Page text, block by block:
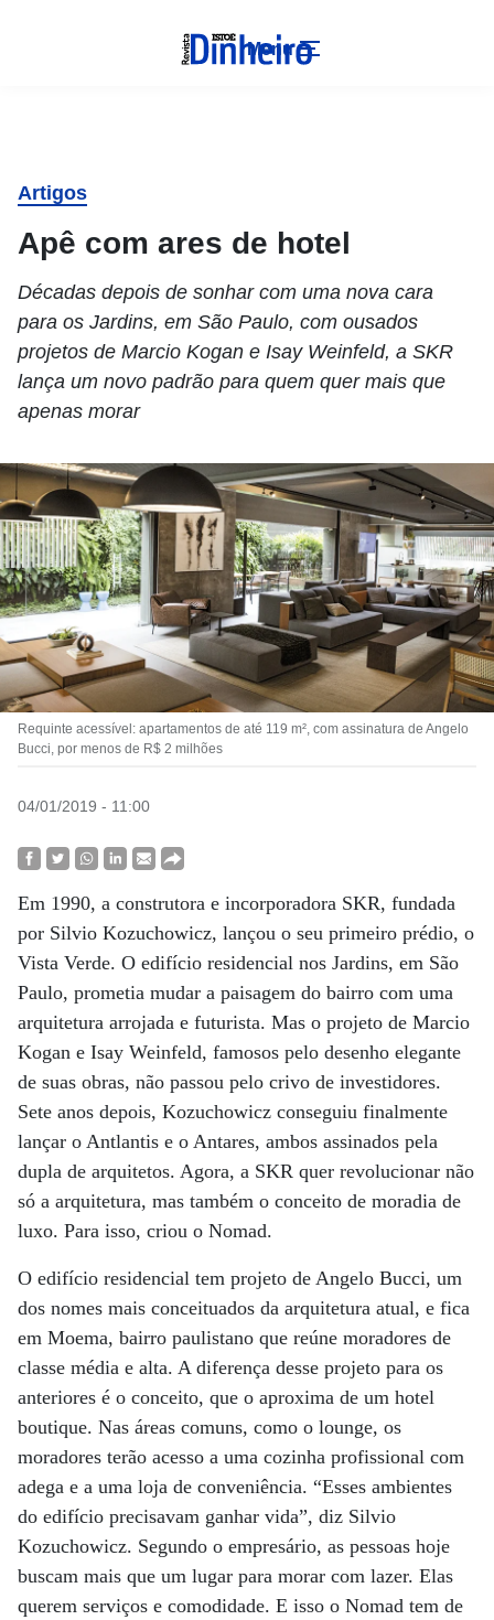
Menu
Artigos
Apê com ares de hotel
Décadas depois de sonhar com uma nova cara
para os Jardins, em São Paulo, com ousados
projetos de Marcio Kogan e Isay Weinfeld, a SKR
lança um novo padrão para quem quer mais que
apenas morar
Requinte acessível: apartamentos de até 119 m², com assinatura de Angelo
Bucci, por menos de R$ 2 milhões
04/01/2019 - 11:00
Em 1990, a construtora e incorporadora SKR, fundada
por Silvio Kozuchowicz, lançou o seu primeiro prédio, o
Vista Verde. O edifício residencial nos Jardins, em São
Paulo, prometia mudar a paisagem do bairro com uma
arquitetura arrojada e futurista. Mas o projeto de Marcio
Kogan e Isay Weinfeld, famosos pelo desenho elegante
de suas obras, não passou pelo crivo de investidores.
Sete anos depois, Kozuchowicz conseguiu finalmente
lançar o Antlantis e o Antares, ambos assinados pela
dupla de arquitetos. Agora, a SKR quer revolucionar não
só a arquitetura, mas também o conceito de moradia de
luxo. Para isso, criou o Nomad.
O edifício residencial tem projeto de Angelo Bucci, um
dos nomes mais conceituados da arquitetura atual, e fica
em Moema, bairro paulistano que reúne moradores de
classe média e alta. A diferença desse projeto para os
anteriores é o conceito, que o aproxima de um hotel
boutique. Nas áreas comuns, como o lounge, os
moradores terão acesso a uma cozinha profissional com
adega e a uma loja de conveniência. “Esses ambientes
do edifício precisavam ganhar vida”, diz Silvio
Kozuchowicz. Segundo o empresário, as pessoas hoje
buscam mais que um lugar para morar com lazer. Elas
querem serviços e comodidade. E isso o Nomad tem de